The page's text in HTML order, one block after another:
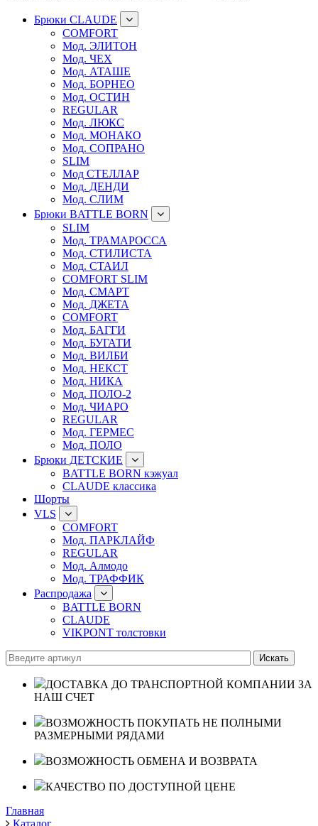
Брюки CLAUDE
COMFORT
Мод. ЭЛИТОН
Мод. ЧЕХ
Мод. АТАШЕ
Мод. БОРНЕО
Мод. ОСТИН
REGULAR
Мод. ЛЮКС
Мод. МОНАКО
Мод. СОПРАНО
SLIM
Мод СТЕЛЛАР
Мод. ДЕНДИ
Мод. СЛИМ
Брюки BATTLE BORN
SLIM
Мод. ТРАМАРОССА
Мод. СТИЛИСТА
Мод. СТАИЛ
COMFORT SLIM
Мод. СМАРТ
Мод. ДЖЕТА
COMFORT
Мод. БАГГИ
Мод. БУГАТИ
Мод. ВИЛБИ
Мод. НЕКСТ
Мод. НИКА
Мод. ПОЛО-2
Мод. ЧИАРО
REGULAR
Мод. ГЕРМЕС
Мод. ПОЛО
Брюки ДЕТСКИЕ
BATTLE BORN кэжуал
CLAUDE классика
Шорты
VLS
COMFORT
Мод. ПАРКЛАЙФ
REGULAR
Мод. Алмодо
Мод. ТРАФФИК
Распродажа
BATTLE BORN
CLAUDE
VIKPONT толстовки
ДОСТАВКА ДО ТРАНСПОРТНОЙ КОМПАНИИ ЗА
НАШ СЧЕТ
ВОЗМОЖНОСТЬ ПОКУПАТЬ НЕ ПОЛНЫМИ
РАЗМЕРНЫМИ РЯДАМИ
ВОЗМОЖНОСТЬ ОБМЕНА И ВОЗВРАТА
КАЧЕСТВО ПО ДОСТУПНОЙ ЦЕНЕ
Главная
Каталог